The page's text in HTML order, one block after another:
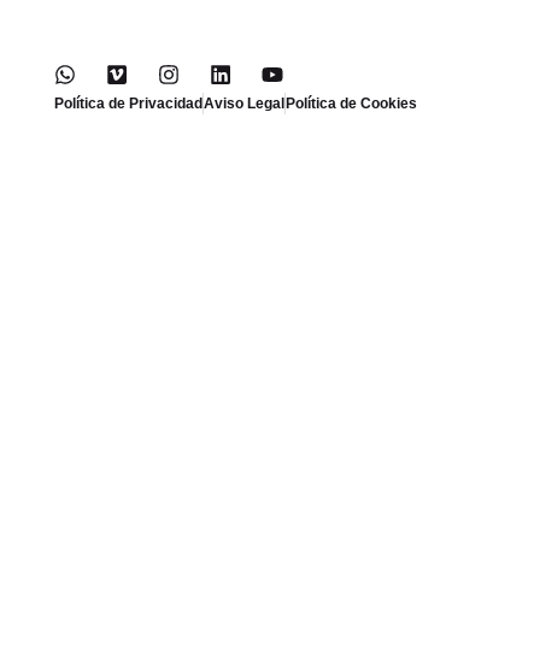
Política de PrivacidadAviso LegalPolítica de Cookies